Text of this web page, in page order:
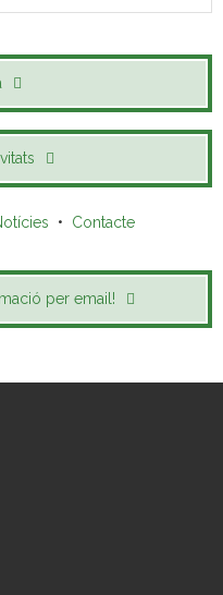
• Contacte
per email!